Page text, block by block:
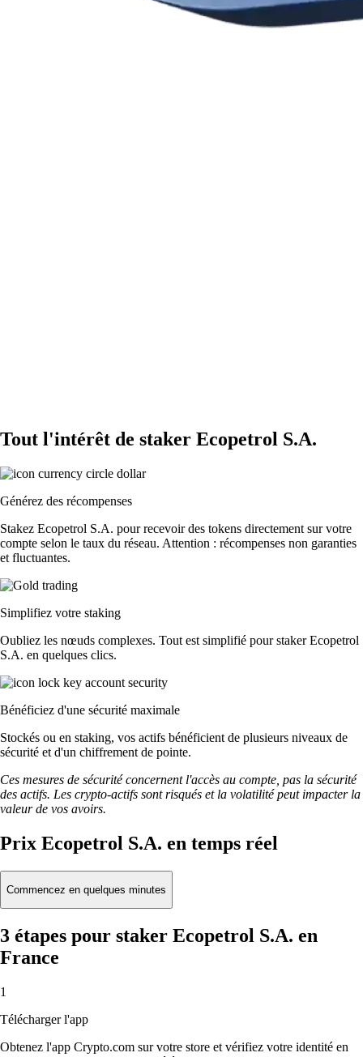
Tout l'intérêt de staker Ecopetrol S.A.
Générez des récompenses
Stakez Ecopetrol S.A. pour recevoir des tokens directement sur votre
compte selon le taux du réseau. Attention : récompenses non garanties
et fluctuantes.
Simplifiez votre staking
Oubliez les nœuds complexes. Tout est simplifié pour staker Ecopetrol
S.A. en quelques clics.
Bénéficiez d'une sécurité maximale
Stockés ou en staking, vos actifs bénéficient de plusieurs niveaux de
sécurité et d'un chiffrement de pointe.
Ces mesures de sécurité concernent l'accès au compte, pas la sécurité
des actifs. Les crypto-actifs sont risqués et la volatilité peut impacter la
valeur de vos avoirs.
Prix Ecopetrol S.A. en temps réel
Commencez en quelques minutes
3 étapes pour staker Ecopetrol S.A. en
France
1
Télécharger l'app
Obtenez l'app Crypto.com sur votre store et vérifiez votre identité en